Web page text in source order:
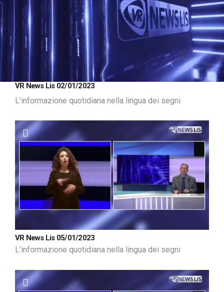
Unmute
10.82%
VR News Lis 02/01/2023
L’informazione quotidiana nella lingua dei segni
VR News Lis 05/01/2023
L’informazione quotidiana nella lingua dei segni